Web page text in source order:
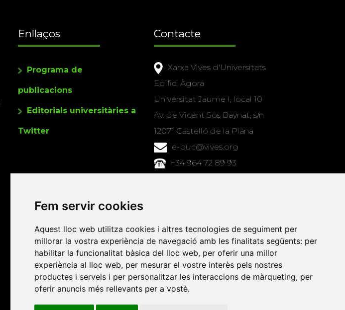
Fem servir cookies
Aquest lloc web utilitza cookies i altres tecnologies de seguiment per
millorar la vostra experiència de navegació amb les finalitats següents: per
habilitar la funcionalitat bàsica del lloc web, per oferir una millor
experiència al lloc web, per mesurar el vostre interès pels nostres
productes i serveis i per personalitzar les interaccions de màrqueting, per
oferir anuncis més rellevants per a vostè.
Enllaços
Programa de
publicacions
Editorials universitàries a
Twitter
Contacte
Xarxa Vives d'Universitats
Edifici Àgora
Universitat Jaume I, local 10
Av. de Vicent Sos Baynat, s/n
12071 Castelló de la Plana
e-buc@vives.org
+34 964 72 89 93